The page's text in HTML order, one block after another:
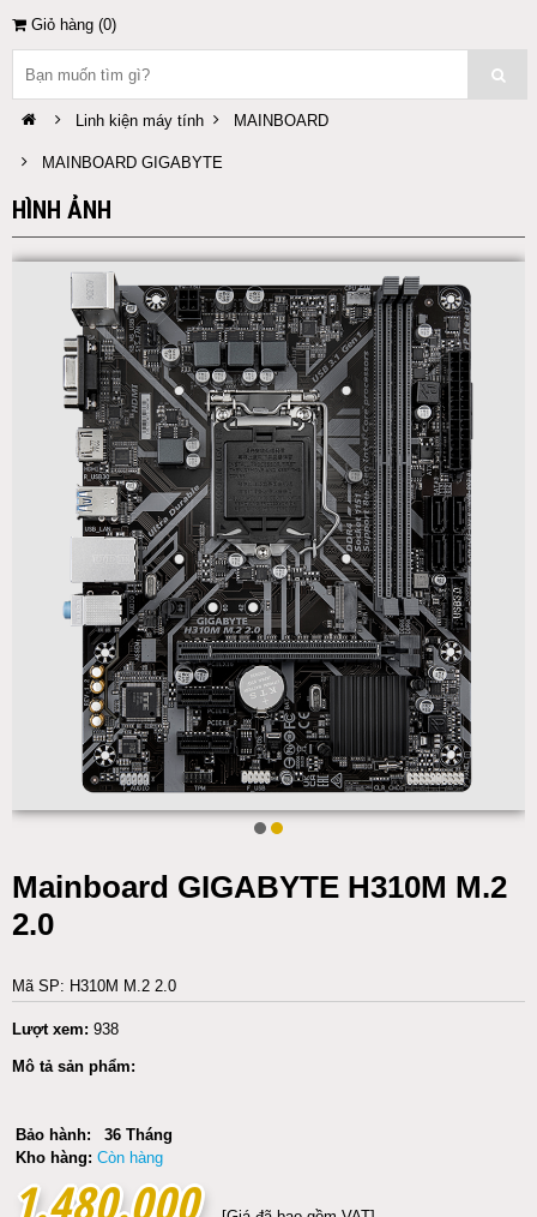
Giỏ hàng (0)
Linh kiện máy tính MAINBOARD
MAINBOARD GIGABYTE
HÌNH ẢNH
Mainboard GIGABYTE H310M M.2
2.0
Mã SP: H310M M.2 2.0
Lượt xem: 938
Mô tả sản phẩm:
Bảo hành:
36 Tháng
Kho hàng: Còn hàng
1.480.000
1.480.000